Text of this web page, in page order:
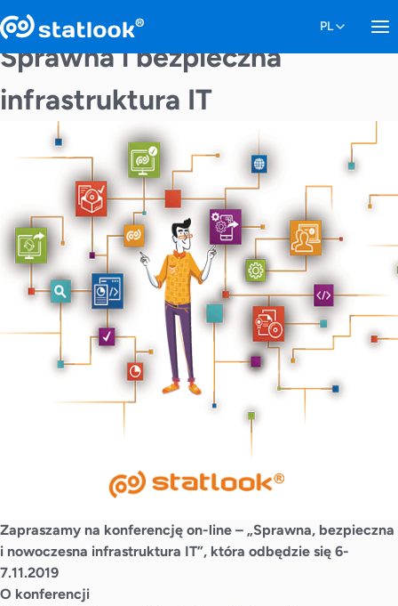
Sprawna i bezpieczna
infrastruktura IT
Zapraszamy na konferencję on-line – „Sprawna, bezpieczna
i nowoczesna infrastruktura IT”, która odbędzie się 6-
7.11.2019
O konferencji